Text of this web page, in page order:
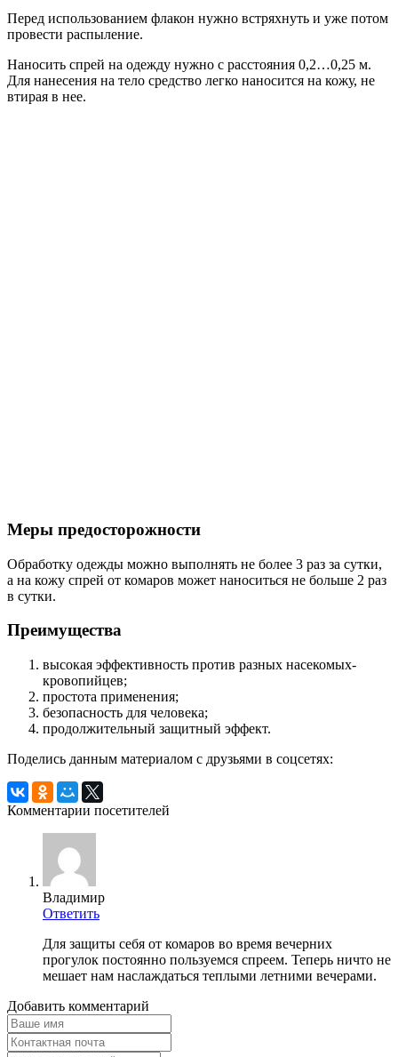
Перед использованием флакон нужно встряхнуть и уже потом
провести распыление.
Наносить спрей на одежду нужно с расстояния 0,2…0,25 м.
Для нанесения на тело средство легко наносится на кожу, не
втирая в нее.
Меры предосторожности
Обработку одежды можно выполнять не более 3 раз за сутки,
а на кожу спрей от комаров может наноситься не больше 2 раз
в сутки.
Преимущества
высокая эффективность против разных насекомых-
кровопийцев;
простота применения;
безопасность для человека;
продолжительный защитный эффект.
Поделись данным материалом с друзьями в соцсетях:
Комментарии посетителей
Владимир
Ответить
Для защиты себя от комаров во время вечерних
прогулок постоянно пользуемся спреем. Теперь ничто не
мешает нам наслаждаться теплыми летними вечерами.
Добавить комментарий